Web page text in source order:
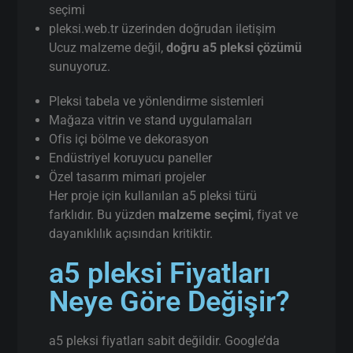
seçimi
pleksi.web.tr üzerinden doğrudan iletişim
Ucuz malzeme değil,doğru a5 pleksi çözümü
sunuyoruz.
Pleksi tabela ve yönlendirme sistemleri
Mağaza vitrin ve stand uygulamaları
Ofis içi bölme ve dekorasyon
Endüstriyel koruyucu paneller
Özel tasarım mimari projeler
Her proje için kullanılan a5 pleksi türü
farklıdır. Bu yüzden malzeme seçimi, fiyat ve
dayanıklılık açısından kritiktir.
a5 pleksi Fiyatları
Neye Göre Değişir?
a5 pleksi fiyatları sabit değildir. Google’da